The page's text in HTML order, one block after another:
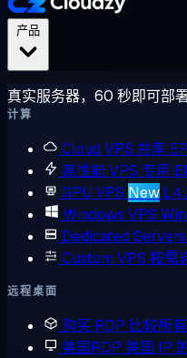
真实服务器，60 秒即可部
计算
Cloud VPS 共享
高性能 VPS 专用
GPU VPS New L4
Windows VPS
Dedicated Servers
Custom VPS 按需
远程桌面
购买 RDP 比较所
美国RDP 美国 IP